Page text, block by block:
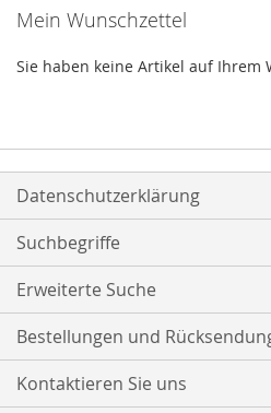
Mein Wunschzettel
Sie haben keine Artikel auf Ihrem
Datenschutzerklärung
Suchbegriffe
Erweiterte Suche
Bestellungen und
Kontaktieren Sie uns